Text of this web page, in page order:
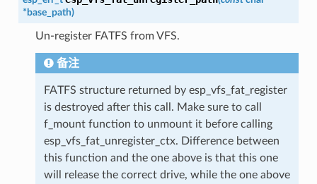
* base_path)
Un-register FATFS from VFS.
备注
FATFS structure returned by esp_vfs_fat_register
is destroyed after this call. Make sure to call
f_mount function to unmount it before calling
esp_vfs_fat_unregister_ctx. Difference between
this function and the one above is that this one
will release the correct drive, while the one above